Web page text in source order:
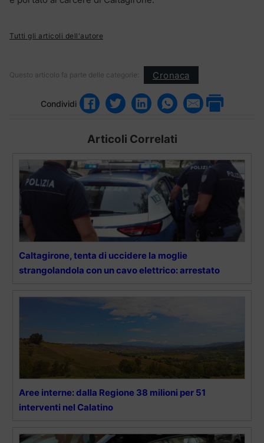
Tutti gli articoli dell'autore
Questo articolo fa parte delle categorie: Cronaca
Condividi
Articoli Correlati
Caltagirone, tenta di uccidere la moglie
strangolandola con un cavo elettrico: arrestato
Aree interne: dalla Regione 38 milioni per 51
interventi nel Calatino